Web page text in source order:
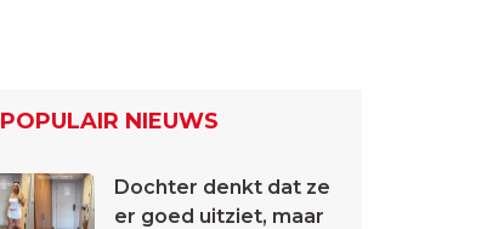
POPULAIR NIEUWS
Dochter denkt dat ze
er goed uitziet, maar